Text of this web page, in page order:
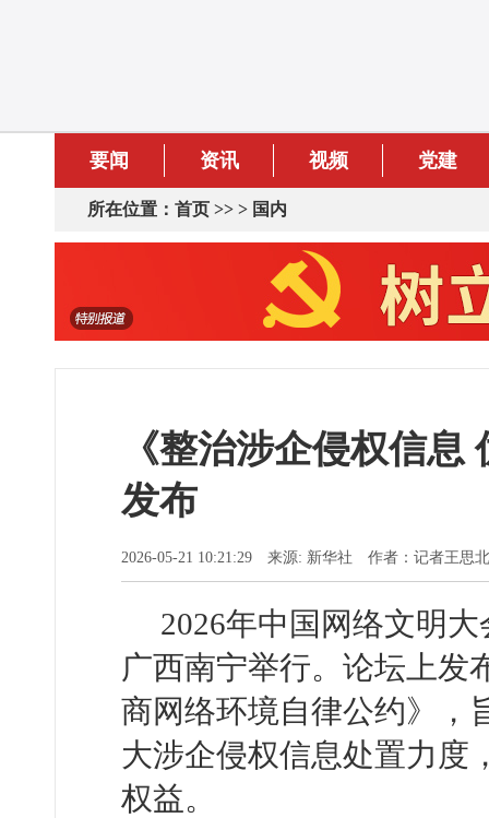
要闻 资讯 视频 党建
所在位置： 首页 >> > 国内
《整治涉企侵权信
发布
2026-05-21 10:21:29 来源: 新华社 作者：记者王思
2026年中国网络文明
广西南宁举行。论坛上
商网络环境自律公约》，
大涉企侵权信息处置力度
权益。